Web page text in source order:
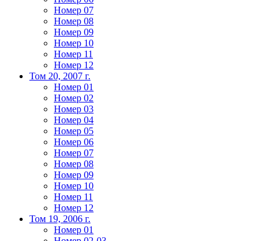
Номер 07
Номер 08
Номер 09
Номер 10
Номер 11
Номер 12
Том 20, 2007 г.
Номер 01
Номер 02
Номер 03
Номер 04
Номер 05
Номер 06
Номер 07
Номер 08
Номер 09
Номер 10
Номер 11
Номер 12
Том 19, 2006 г.
Номер 01